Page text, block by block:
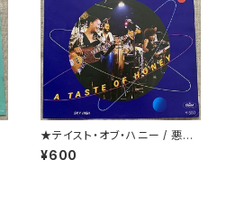
★テイスト・オブ・ハニー / 悪魔
のディスコ・ダンス
¥600